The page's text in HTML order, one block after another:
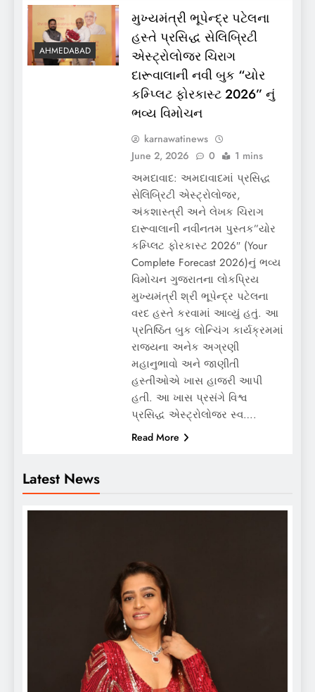
Latest News
AHMEDABAD
મુખ્યમંત્રી ભૂપેન્દ્ર પટેલના
હસ્તે પ્રસિદ્ધ સેલિબ્રિટી
એસ્ટ્રોલોજર ચિરાગ
દારૂવાલાની નવી બુક “યોર
કમ્પ્લિટ ફોરકાસ્ટ 2026” નું
ભવ્ય વિમોચન
karnawatinews
June 2, 2026
0 1 mins
અમદાવાદ: અમદાવાદમાં પ્રસિદ્ધ
સેલિબ્રિટી એસ્ટ્રોલોજર,
અંકશાસ્ત્રી અને લેખક ચિરાગ
દારૂવાલાની નવીનતમ પુસ્તક”યોર
કમ્પ્લિટ ફોરકાસ્ટ 2026″ (Your
Complete Forecast 2026)નું ભવ્ય
વિમોચન ગુજરાતના લોકપ્રિય
મુખ્યમંત્રી શ્રી ભૂપેન્દ્ર પટેલના
વરદ હસ્તે કરવામાં આવ્યું હતું. આ
પ્રતિષ્ઠિત બુક લોન્ચિંગ કાર્યક્રમમાં
રાજ્યના અનેક અગ્રણી
મહાનુભાવો અને જાણીતી
હસ્તીઓએ ખાસ હાજરી આપી
હતી. આ ખાસ પ્રસંગે વિશ્વ
પ્રસિદ્ધ એસ્ટ્રોલોજર સ્વ….
Read More